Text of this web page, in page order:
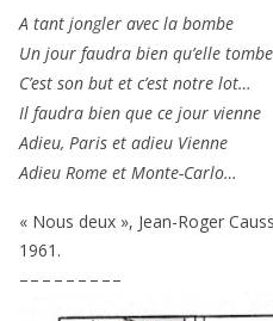
A tant jon­gler avec la bombe
Un jour fau­dra bien qu’elle tombe
C’est son but et c’est notre lot…
Il fau­dra bien que ce jour vienne
Adieu, Paris et adieu Vienne
Adieu Rome et Monte-Carlo…
« Nous deux », Jean-Roger
1961 .
– – – – – – – – –